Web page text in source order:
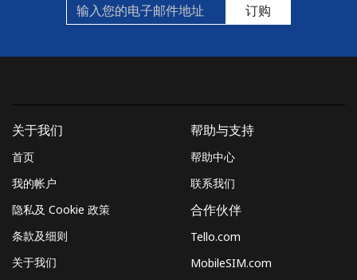
订购
关于我们
首页
我的帐户
隐私及 Cookie 政策
条款及细则
关于我们
帮助与支持
帮助中心
联系我们
合作伙伴
Tello.com
MobileSIM.com